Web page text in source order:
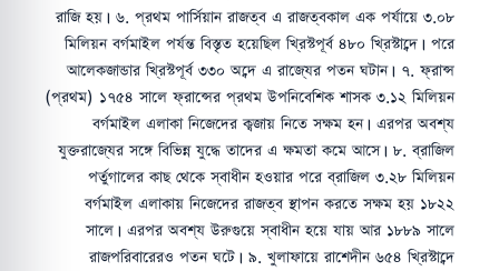
রাজি হয়। ৬. প্রথম পার্সিয়ান রাজত্ব এ রাজত্বকাল এক পর্যায়ে ৩.০৮
মিলিয়ন বর্গমাইল পর্যন্ত বিস্তৃত হয়েছিল খ্রিস্টপূর্ব ৪৮০ খ্রিস্টাব্দে। পরে
আলেকজান্ডার খ্রিস্টপূর্ব ৩৩০ অব্দে এ রাজ্যের পতন ঘটান। ৭. ফ্রান্স
(প্রথম) ১৭৫৪ সালে ফ্রান্সের প্রথম উপনিবেশিক শাসক ৩.১২ মিলিয়ন
বর্গমাইল এলাকা নিজেদের কব্জায় নিতে সক্ষম হন। এরপর অবশ্য
যুক্তরাজ্যের সঙ্গে বিভিন্ন যুদ্ধে তাদের এ ক্ষমতা কমে আসে। ৮. ব্রাজিল
পর্তুগালের কাছ থেকে স্বাধীন হওয়ার পরে ব্রাজিল ৩.২৮ মিলিয়ন
বর্গমাইল এলাকায় নিজেদের রাজত্ব স্থাপন করতে সক্ষম হয় ১৮২২
সালে। এরপর অবশ্য উরুগুয়ে স্বাধীন হয়ে যায় আর ১৮৮৯ সালে
রাজপরিবারেরও পতন ঘটে। ৯. খুলাফায়ে রাশেদীন ৬৫৪ খ্রিস্টাব্দে